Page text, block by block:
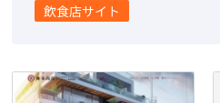
飲食店サイト